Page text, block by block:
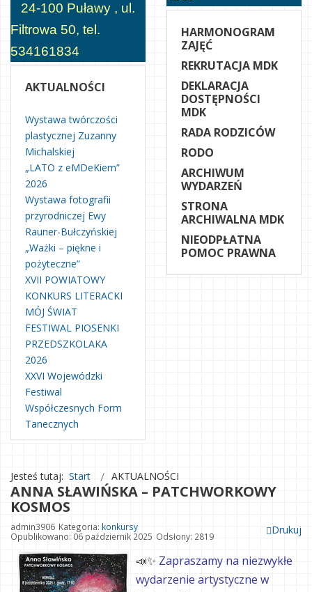
24-100 Puławy , ul.
Filtrowa 50, tel.
534161834
AKTUALNOŚCI
Wystawa twórczości
plastycznej Zuzanny
Michalskiej
„LATO z eMDeKiem”
2026
Wystawa fotografii
przyrodniczej Ewy
Rauner-Bułczyńskiej
„Ważki – piękne i
pożyteczne”
XVII POWIATOWY
KONKURS LITERACKI
MÓJ ŚWIAT
FESTIWAL PIOSENKI
PRZEDSZKOLAKA
2026
XXVI Wojewódzki
Festiwal
Współczesnych Form
Tanecznych
HARMONOGRAM
ZAJĘĆ
REKRUTACJA MDK
DEKLARACJA
DOSTĘPNOŚCI
MDK
RADA RODZICÓW
RODO
ARCHIWUM
WYDARZEŃ
STRONA
ARCHIWALNA MDK
NIEODPŁATNA
POMOC PRAWNA
Jesteś tutaj: Start AKTUALNOŚCI
ANNA SŁAWIŃSKA – PATCHWORKOWY
KOSMOS
Drukuj
admin3906 Kategoria: konkursy
Opublikowano: 06 październik 2025 Odsłony: 2819
📣✨ Zapraszamy na niezwykłe
wydarzenie artystyczne w